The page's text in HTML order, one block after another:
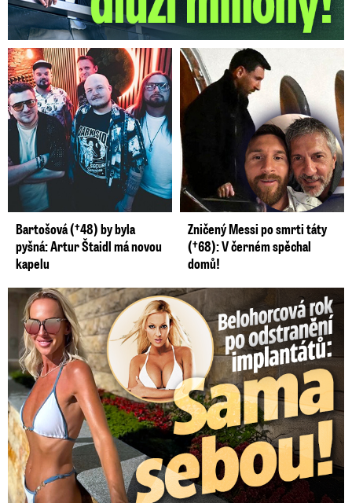
Bartošová (†48) by byla
pyšná: Artur Štaidl má novou
kapelu
Zničený Messi po smrti táty
(†68): V černém spěchal
domů!
Belohorcová rok po odstranění implantátů: Konečně sama sebou